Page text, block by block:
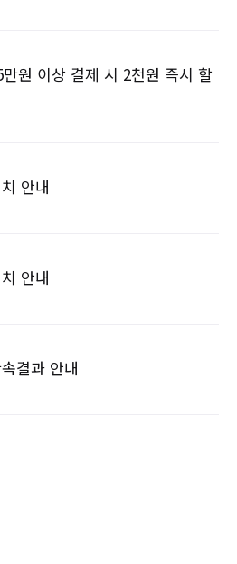
원 이상 결제 시 2천원 즉시 할
안내
안내
결과 안내